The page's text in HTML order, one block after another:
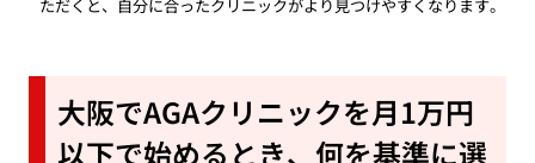
ただくと、自分に合ったクリニックがより見つけやすくなります。
大阪でAGAクリニックを月1万円
以下で始めるとき、何を基準に選